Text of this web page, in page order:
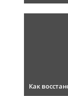
Как